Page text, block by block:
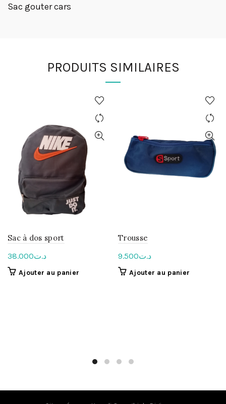
Sac gouter cars
PRODUITS SIMILAIRES
Sac à dos sport
د.ت38.000
Ajouter au panier
Trousse
د.ت9.500
Ajouter au panier